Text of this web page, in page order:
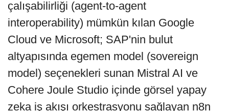
çalışabilirliği (agent-to-agent
interoperability) mümkün kılan Google
Cloud ve Microsoft; SAP'nin bulut
altyapısında egemen model (sovereign
model) seçenekleri sunan Mistral AI ve
Cohere Joule Studio içinde görsel yapay
zeka iş akışı orkestrasyonu sağlayan n8n